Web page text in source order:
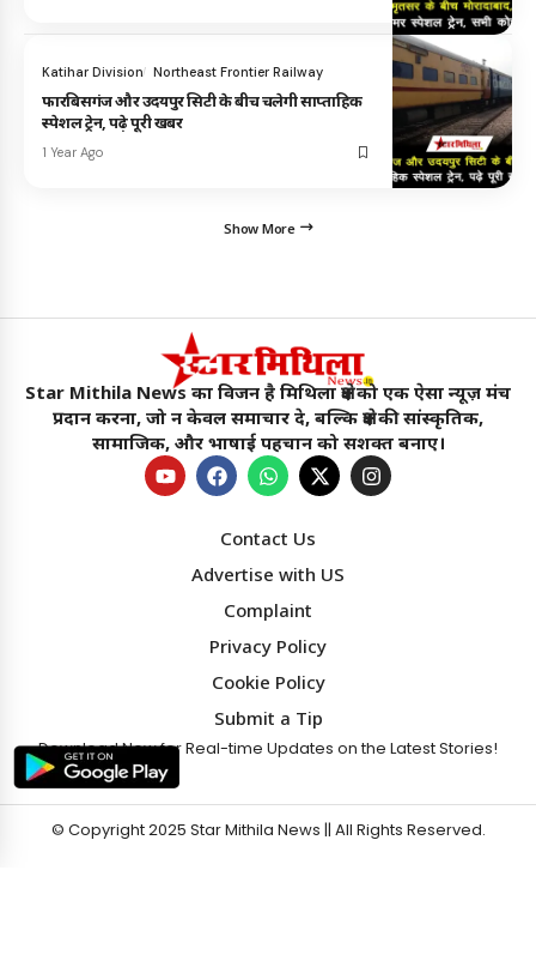
Katihar Division Northeast Frontier Railway
फारबिसगंज और उदयपुर सिटी के बीच चलेगी साप्ताहिक
स्पेशल ट्रेन, पढ़े पूरी खबर
1 Year Ago
Show More
Star Mithila News का विजन है मिथिला क्षेत्र को एक ऐसा न्यूज़ मंच
प्रदान करना, जो न केवल समाचार दे, बल्कि क्षेत्र की सांस्कृतिक,
सामाजिक, और भाषाई पहचान को सशक्त बनाए।
Contact Us
Advertise with US
Complaint
Privacy Policy
Cookie Policy
Submit a Tip
Download Now for Real-time Updates on the Latest Stories!
© Copyright 2025 Star Mithila News || All Rights Reserved.
Star Mithila News
मिथिला का सबसे विश्वसनीय नॉन टैबलॉयड चैनल !!
बेहतर अनुभव के लिए
ब्राउज़र में ही ब्राउज़र में जारी रखें